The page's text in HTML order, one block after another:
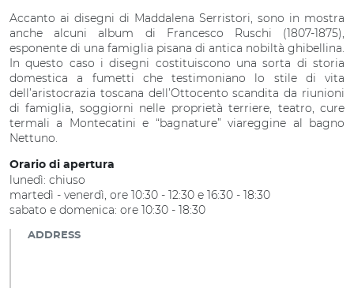
Accanto ai disegni di Maddalena Serristori, sono in mostra
anche alcuni album di Francesco Ruschi (1807-1875),
esponente di una famiglia pisana di antica nobiltà ghibellina.
In questo caso i disegni costituiscono una sorta di storia
domestica a fumetti che testimoniano lo stile di vita
dell’aristocrazia toscana dell’Ottocento scandita da riunioni
di famiglia, soggiorni nelle proprietà terriere, teatro, cure
termali a Montecatini e “bagnature” viareggine al bagno
Nettuno.
Orario di apertura
lunedì: chiuso
martedì - venerdì, ore 10:30 - 12:30 e 16:30 - 18:30
sabato e domenica: ore 10:30 - 18:30
ADDRESS